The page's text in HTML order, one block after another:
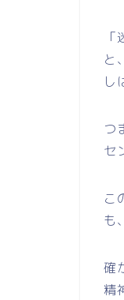
と
し
つ
セ
こ
も
確
精